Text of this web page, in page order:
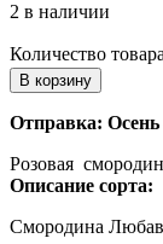
2 в наличии
Количество
В корзину
Отправка: Осень
Розовая
Описание сорта:
Смородина